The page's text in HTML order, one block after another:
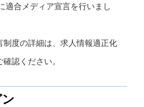
適合メディア宣言を行いまし
制度の詳細は、求人情報適正化
認ください。